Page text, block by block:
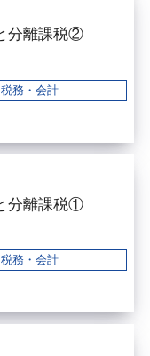
分離課税②
税務・会計
分離課税①
税務・会計